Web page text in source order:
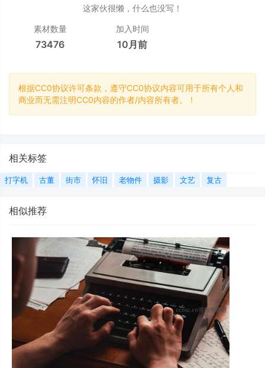
这家伙很懒，什么也没写！
素材数量
73476
加入时间
10月前
根据CC0协议许可条款，遵守CC0协议内容可用于所有个人和
商业而无需注明CC0内容的作者/内容所有者。！
相关标签
打字机 古董 街市 怀旧 老物件 摄影 文艺 复古
相似推荐